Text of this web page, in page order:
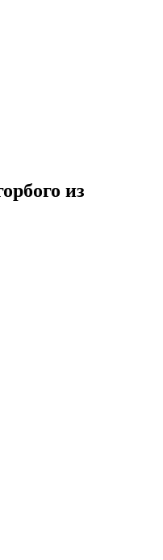
из